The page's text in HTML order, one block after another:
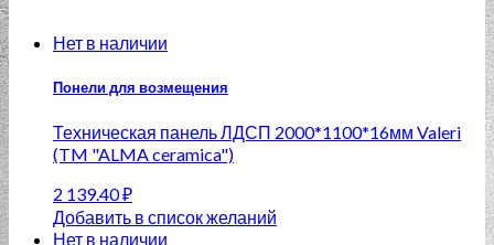
Нет в наличии
Понели для возмещения
Техническая панель ЛДСП 2000*1100*16мм Valeri
(TM "ALMA ceramica")
2 139.40₽
Добавить в список желаний
Нет в наличии